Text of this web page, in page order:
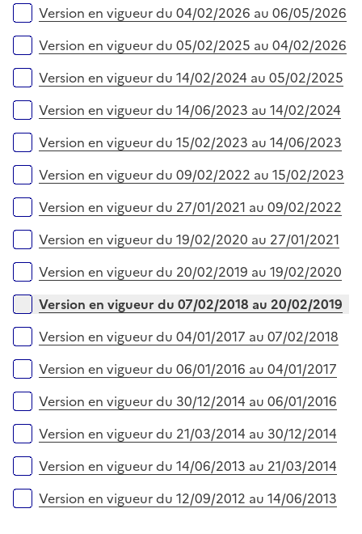
e
Version en vigueur du 04/02/2026 au 06/05/2026
Version en vigueur du 05/02/2025 au 04/02/2026
Version en vigueur du 14/02/2024 au 05/02/2025
Version en vigueur du 14/06/2023 au 14/02/2024
Version en vigueur du 15/02/2023 au 14/06/2023
Version en vigueur du 09/02/2022 au 15/02/2023
Version en vigueur du 27/01/2021 au 09/02/2022
Version en vigueur du 19/02/2020 au 27/01/2021
Version en vigueur du 20/02/2019 au 19/02/2020
Version en vigueur du 07/02/2018 au 20/02/2019
Version en vigueur du 04/01/2017 au 07/02/2018
Version en vigueur du 06/01/2016 au 04/01/2017
Version en vigueur du 30/12/2014 au 06/01/2016
Version en vigueur du 21/03/2014 au 30/12/2014
Version en vigueur du 14/06/2013 au 21/03/2014
Version en vigueur du 12/09/2012 au 14/06/2013